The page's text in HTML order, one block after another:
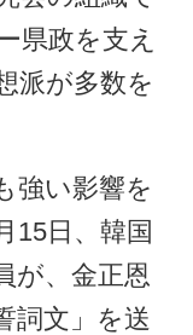
県政を支え
派が多数を
強い影響を
15日、韓国
が、金正恩
詞文」を送